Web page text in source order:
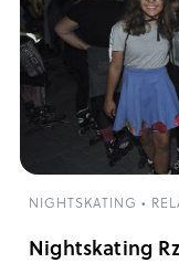
NIGHTSKATING •
Nightskating